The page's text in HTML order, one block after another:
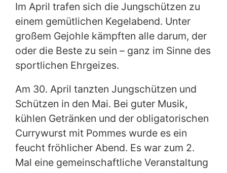
Im April trafen sich die Jungschützen zu
einem gemütlichen Kegelabend. Unter
großem Gejohle kämpften alle darum, der
oder die Beste zu sein – ganz im Sinne des
sportlichen Ehrgeizes.
Am 30. April tanzten Jungschützen und
Schützen in den Mai. Bei guter Musik,
kühlen Getränken und der obligatorischen
Currywurst mit Pommes wurde es ein
feucht fröhlicher Abend. Es war zum 2.
Mal eine gemeinschaftliche Veranstaltung